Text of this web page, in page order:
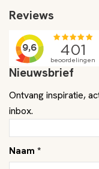
Reviews
Nieuwsbrief
Ontvang inspiratie,
inbox.
Naam *